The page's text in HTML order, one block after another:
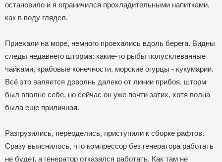
остановило и я ограничился прохладительными напитками,
как в воду глядел.
Приехали на море, немного проехались вдоль берега. Видны
следы недавнего шторма: какие-то рыбы полусклеванные
чайками, крабовые конечности, морские огурцы - кукумарии.
Всё это валяется доволнь далеко от линии прибоя, шторм
был вполне себе, но сейчас он уже почти затих, хотя волна
была еще приличная.
Разгрузились, переоделись, приступили к сборке рафтов.
Сразу выяснилось, что компрессор без генератора работать
не будет, а генератор отказался работать. Как там не